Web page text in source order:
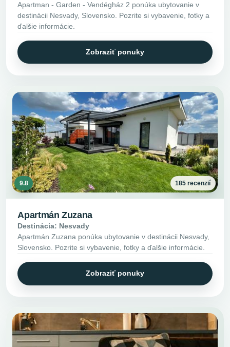
Apartman - Garden - Vendégház 2 ponúka ubytovanie v
destinácii Nesvady, Slovensko. Pozrite si vybavenie, fotky a
ďalšie informácie.
Zobraziť ponuky
9.8 185 recenzií
Apartmán Zuzana
Destinácia: Nesvady
Apartmán Zuzana ponúka ubytovanie v destinácii Nesvady,
Slovensko. Pozrite si vybavenie, fotky a ďalšie informácie.
Zobraziť ponuky